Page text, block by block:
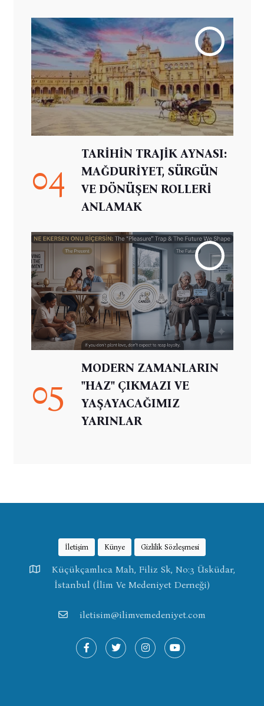
04
TARİHİN TRAJİK AYNASI:
MAĞDURİYET, SÜRGÜN
VE DÖNÜŞEN ROLLERİ
ANLAMAK
05
MODERN ZAMANLARIN
"HAZ" ÇIKMAZI VE
YAŞAYACAĞIMIZ
YARINLAR
İletişim Künye Gizlilik Sözleşmesi
Küçükçamlıca Mah, Filiz Sk, No:3 Üsküdar,
İstanbul (İlim Ve Medeniyet Derneği)
iletisim@ilimvemedeniyet.com